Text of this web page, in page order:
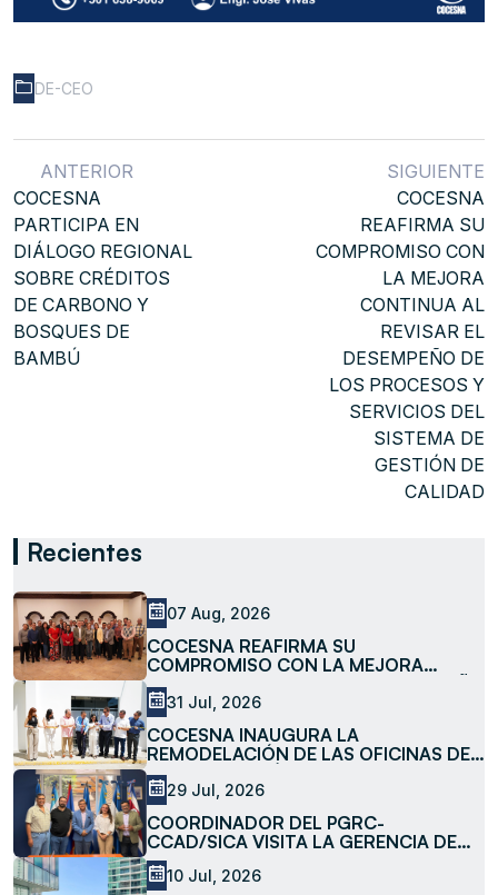
DE-CEO
ANTERIOR
COCESNA
PARTICIPA EN
DIÁLOGO REGIONAL
SOBRE CRÉDITOS
DE CARBONO Y
BOSQUES DE
BAMBÚ
SIGUIENTE
COCESNA
REAFIRMA SU
COMPROMISO CON
LA MEJORA
CONTINUA AL
REVISAR EL
DESEMPEÑO DE
LOS PROCESOS Y
SERVICIOS DEL
SISTEMA DE
GESTIÓN DE
CALIDAD
Recientes
07 Aug, 2026
COCESNA REAFIRMA SU
COMPROMISO CON LA MEJORA
CONTINUA AL REVISAR EL DESEMPEÑO
DE LOS PROCESOS Y SERVICIOS DEL
SISTEMA DE GESTIÓN DE CALIDAD
31 Jul, 2026
COCESNA INAUGURA LA
REMODELACIÓN DE LAS OFICINAS DE
LA SUBESTACIÓN LA MESA
29 Jul, 2026
COORDINADOR DEL PGRC-
CCAD/SICA VISITA LA GERENCIA DE
MEDIO AMBIENTE DE COCESNA
10 Jul, 2026